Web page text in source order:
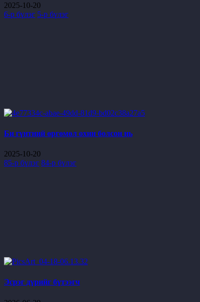
2025-10-20
6-р бүлэг 5-р бүлэг
Би гүнтний өргөмөл охин болсон нь
2025-10-20
85-р бүлэг 84-р бүлэг
Эсрэг дүрийг бүтээгч